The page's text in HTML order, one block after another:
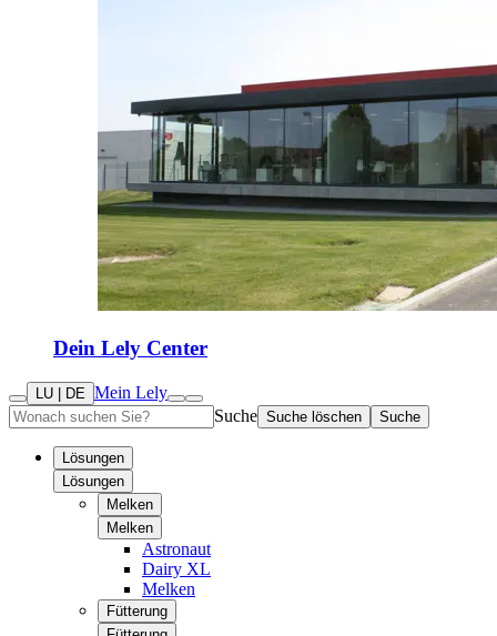
Dein Lely Center
LU | DE Mein Lely
Suche Suche löschen Suche
Lösungen
Lösungen
Melken
Melken
Astronaut
Dairy XL
Melken
Fütterung